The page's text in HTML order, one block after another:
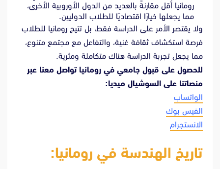
رومانيا أقل مقارنةً بالعديد من الدول الأوروبية الأخرى،
مما يجعلها خيارًا اقتصاديًا للطلاب الدوليين.
ولا يقتصر الأمر على الدراسة فقط، بل تتيح رومانيا للطلاب
فرصة استكشاف ثقافة غنية، والتفاعل مع مجتمع متنوع،
مما يجعل تجربة الدراسة هناك متكاملة ومثرية.
للحصول على قبول جامعي في رومانيا تواصل معنا عبر
منصاتنا على السوشيال ميديا:
الواتساب
الفيس بوك
الانستجرام
تاريخ الهندسة في رومانيا: